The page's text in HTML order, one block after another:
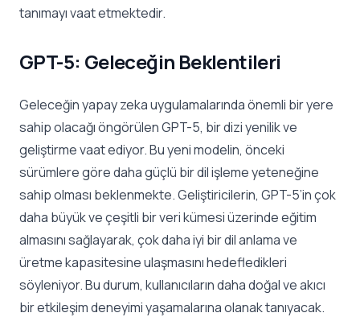
tanımayı vaat etmektedir.
GPT-5: Geleceğin Beklentileri
Geleceğin yapay zeka uygulamalarında önemli bir yere
sahip olacağı öngörülen GPT-5, bir dizi yenilik ve
geliştirme vaat ediyor. Bu yeni modelin, önceki
sürümlere göre daha güçlü bir dil işleme yeteneğine
sahip olması beklenmekte. Geliştiricilerin, GPT-5’in çok
daha büyük ve çeşitli bir veri kümesi üzerinde eğitim
almasını sağlayarak, çok daha iyi bir dil anlama ve
üretme kapasitesine ulaşmasını hedefledikleri
söyleniyor. Bu durum, kullanıcıların daha doğal ve akıcı
bir etkileşim deneyimi yaşamalarına olanak tanıyacak.